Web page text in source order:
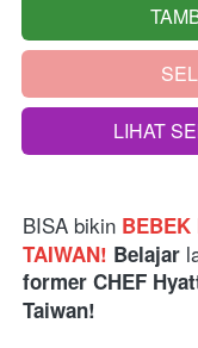
`
`
`LIHAT
BISA bikin BEBEK
TAIWAN! Belajar
former CHEF
Taiwan!